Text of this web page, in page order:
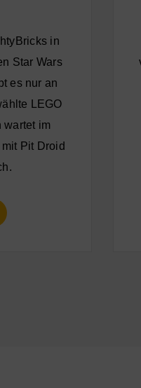
in
Star Wars
es nur an
LEGO
wartet im
Pit Droid